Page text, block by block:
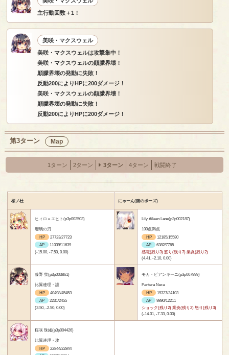
主行動回数＋1！
美咲・マクスウェル
美咲・マクスウェルは攻撃集中！
美咲・マクスウェルの顛朦界壊！
顛朦界壊の発動に失敗！
反動200によりHPに200ダメージ！
美咲・マクスウェルの顛朦界壊！
顛朦界壊の発動に失敗！
反動200によりHPに200ダメージ！
第3ターン Map
1ターン 2ターン 3ターン 4ターン 戦闘終了
桜ノ杜 にゃーん(猫のポーズ)
ヒィロ＝エヒト(p3p002503)
瑠璃の刃
HP
27723/27723
AP
11039/11639
(-15.00, -7.50, 0.00)
Lily Aileen Lane(p3p002187)
100点満点
HP
12185/15580
AP
6382/7765
感電(残り3) 怒り(残り7) 業炎(残り2)
(4.41, -2.10, 0.00)
藤野 蛍(p3p003861)
比翼連理・護
HP
40498/45453
AP
2231/2455
(3.50, -2.50, 0.00)
モカ・ビアンキーニ(p3p007999)
Pantera Nera
HP
19327/24103
AP
9890/12211
ショック(残り2) 業炎(残り2) 怒り(残り3)
(-14.01, -7.33, 0.00)
桜咲 珠緒(p3p004426)
比翼連理・攻
HP
22844/22844